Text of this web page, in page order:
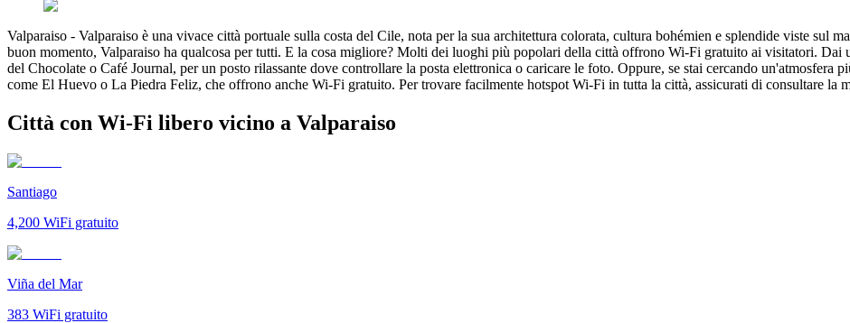
Valparaiso - Valparaiso è una vivace città portuale sulla costa del Cile, nota per la sua architettura colorata, cultura bohémien e splendide viste sul
buon momento, Valparaiso ha qualcosa per tutti. E la cosa migliore? Molti dei luoghi più popolari della città offrono Wi-Fi gratuito ai visitatori. Dai
del Chocolate o Café Journal, per un posto rilassante dove controllare la posta elettronica o caricare le foto. Oppure, se stai cercando un'atmosfera
come El Huevo o La Piedra Feliz, che offrono anche Wi-Fi gratuito. Per trovare facilmente hotspot Wi-Fi in tutta la città, assicurati di consultare la
Città con Wi-Fi libero vicino a Valparaiso
Santiago
4,200 WiFi gratuito
Viña del Mar
383 WiFi gratuito